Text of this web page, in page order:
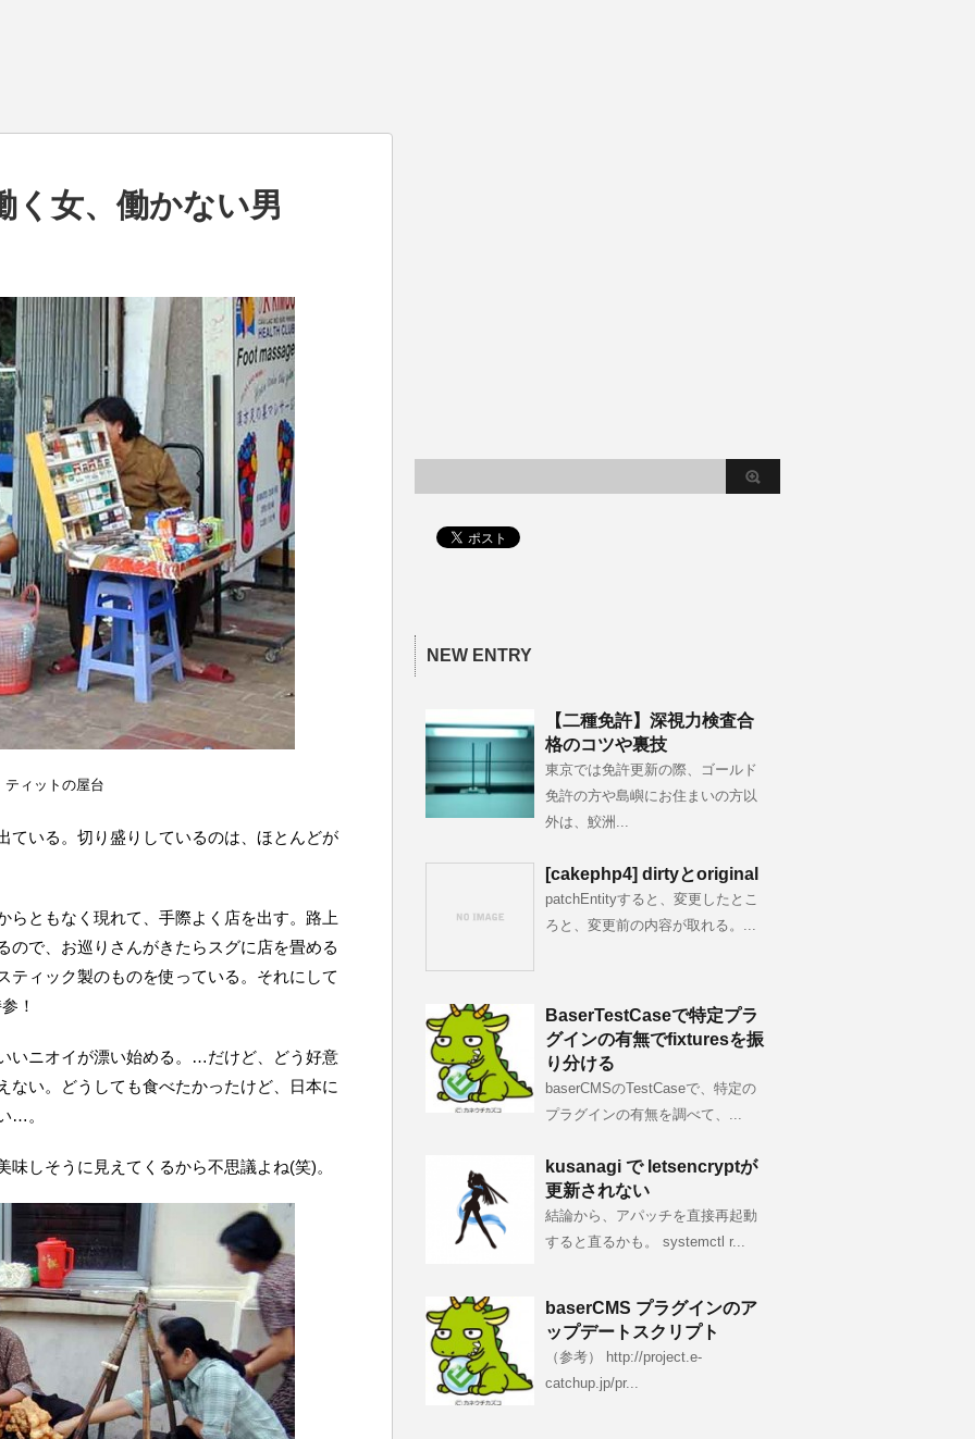
く女、働かない男
ティットの屋台
ている。切り盛りしているのは、ほとんどが
らともなく現れて、手際よく店を出す。路上
ので、お巡りさんがきたらスグに店を畳める
ティック製のものを使っている。それにして
！
いニオイが漂い始める。…だけど、どう好意
ない。どうしても食べたかったけど、日本に
…。
しそうに見えてくるから不思議よね(笑)。
NEW ENTRY
【二種免許】深視力検査合
格のコツや裏技
東京では免許更新の際、ゴールド
免許の方や島嶼にお住まいの方以
外は、鮫洲...
[cakephp4] dirtyとoriginal
patchEntityすると、変更したとこ
ろと、変更前の内容が取れる。...
BaserTestCaseで特定プラ
グインの有無でfixturesを振
り分ける
baserCMSのTestCaseで、特定の
プラグインの有無を調べて、...
kusanagi で letsencryptが
更新されない
結論から、アパッチを直接再起動
すると直るかも。 systemctl r...
baserCMS プラグインのア
ップデートスクリプト
（参考） http://project.e-
catchup.jp/pr...